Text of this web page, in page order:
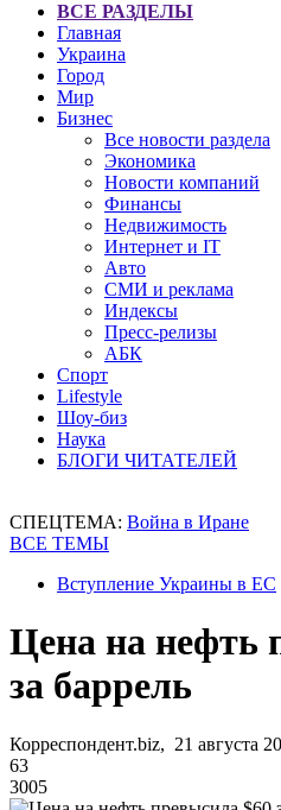
ВСЕ РАЗДЕЛЫ
Главная
Украина
Город
Мир
Бизнес
Все новости раздела
Экономика
Новости компаний
Финансы
Недвижимость
Интернет и IT
Авто
СМИ и реклама
Индексы
Пресс-релизы
АБК
Спорт
Lifestyle
Шоу-биз
Наука
БЛОГИ ЧИТАТЕЛЕЙ
СПЕЦТЕМА: Война в Иране
ВСЕ ТЕМЫ
Вступление Украины в ЕС
Цена на нефть
за баррель
Корреспондент.biz, 21 августа
63
3005